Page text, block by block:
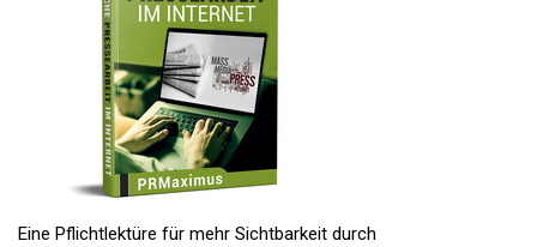
Eine Pflichtlektüre für mehr Sichtbarkeit durch